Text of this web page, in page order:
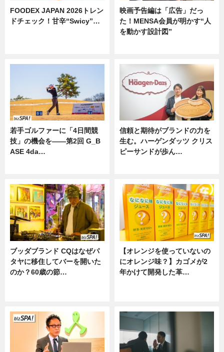
FOODEX JAPAN 2026トレン
ドチェック！甘辛“Swicy”…
映画予告編は「広告」だっ
た！MENSA会員が明かす“人
を動かす設計図”
若手ゴルファーに「4日間競
技」の機会を——第2回 G_B
ASE 4da…
信頼と期待がブランドの力を
生む。ハーゲンダッツ クリス
ピーサンドが歩ん…
ブッダブランド CQはなぜパ
タヤに移住してバーを開いた
のか？60歳の節…
【オレンジを使っていないの
にオレンジ味？】カゴメが2
年かけて開発した革…